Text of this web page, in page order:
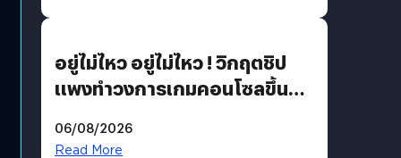
อยู่ไม่ไหว อยู่ไม่ไหว ! วิกฤตชิป
แพงทำวงการเกมคอนโซลขึ้น
?
06/08/2026
Read More